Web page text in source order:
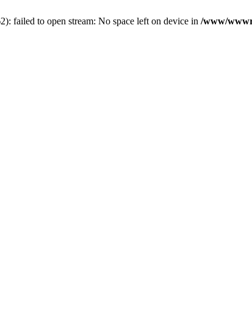
failed to open stream: No space left on device in /www/